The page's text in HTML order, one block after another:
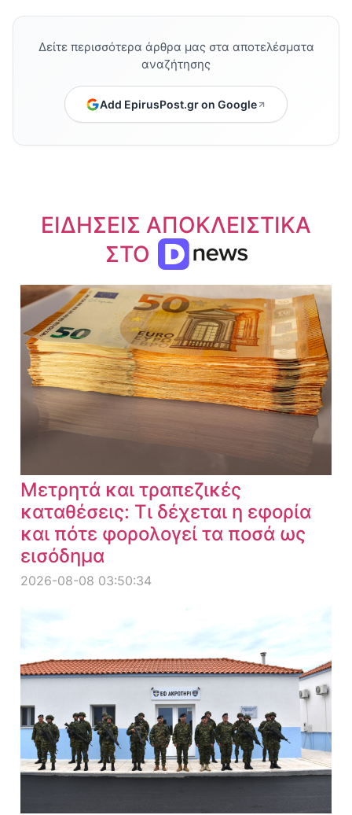
Δείτε περισσότερα άρθρα μας στα αποτελέσματα
αναζήτησης
Add EpirusPost.gr on Google
ΕΙΔΗΣΕΙΣ ΑΠΟΚΛΕΙΣΤΙΚΑ
ΣΤΟ
Μετρητά και τραπεζικές
καταθέσεις: Τι δέχεται η εφορία
και πότε φορολογεί τα ποσά ως
εισόδημα
2026-08-08 03:50:34